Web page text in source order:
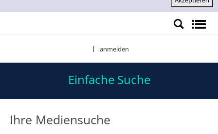
anmelden
Einfache Suche
Ihre Mediensuche